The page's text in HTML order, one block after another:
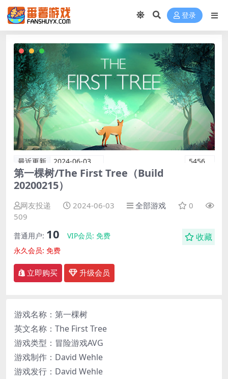
登录
最近更新 2024-06-03 5456
第一棵树/The First Tree（Build
20200215）
网友投递 2024-06-03 全部游戏
0
509
普通用户: 10 VIP会员: 免费
永久会员: 免费
收藏
立即购买 升级会员
游戏名称：第一棵树
英文名称：The First Tree
游戏类型：冒险游戏AVG
游戏制作：David Wehle
游戏发行：David Wehle